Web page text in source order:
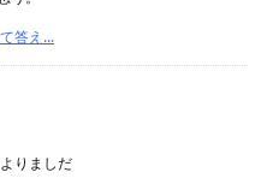
答え...
りましだ